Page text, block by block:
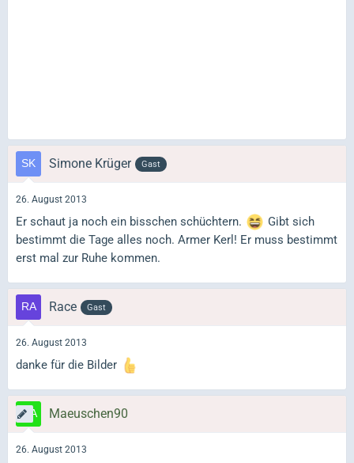
Simone Krüger Gast
26. August 2013
Er schaut ja noch ein bisschen schüchtern.
Gibt sich
bestimmt die Tage alles noch. Armer Kerl! Er muss bestimmt
erst mal zur Ruhe kommen.
Race Gast
26. August 2013
danke für die Bilder
Maeuschen90
26. August 2013